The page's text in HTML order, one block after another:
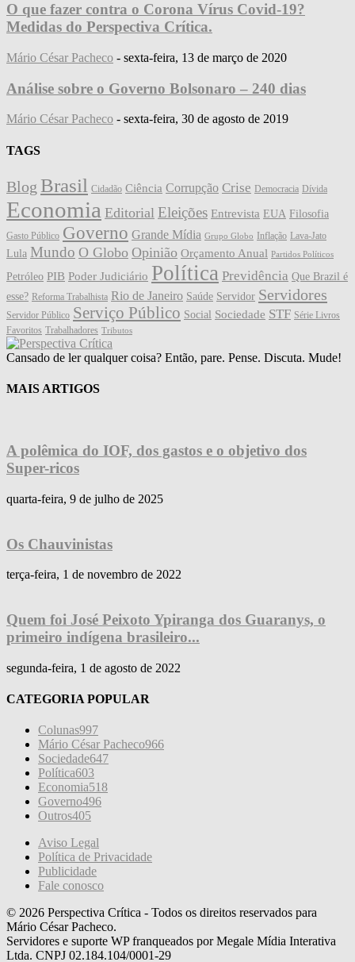
O que fazer contra o Corona Vírus Covid-19?
Medidas do Perspectiva Crítica.
Mário César Pacheco - sexta-feira, 13 de março de 2020
Análise sobre o Governo Bolsonaro – 240 dias
Mário César Pacheco - sexta-feira, 30 de agosto de 2019
TAGS
Blog Brasil Cidadão Ciência Corrupção Crise Democracia Dívida
Economia Editorial Eleições Entrevista EUA Filosofia
Gasto Público Governo Grande Mídia Grupo Globo Inflação Lava-Jato
Lula Mundo O Globo Opinião Orçamento Anual Partidos Políticos
Petróleo PIB Poder Judiciário Política Previdência Que Brazil é
esse? Reforma Trabalhista Rio de Janeiro Saúde Servidor Servidores
Servidor Público Serviço Público Social Sociedade STF Série Livros
Favoritos Trabalhadores Tributos
Cansado de ler qualquer coisa? Então, pare. Pense. Discuta. Mude!
MAIS ARTIGOS
A polêmica do IOF, dos gastos e o objetivo dos
Super-ricos
quarta-feira, 9 de julho de 2025
Os Chauvinistas
terça-feira, 1 de novembro de 2022
Quem foi José Peixoto Ypiranga dos Guaranys, o
primeiro indígena brasileiro...
segunda-feira, 1 de agosto de 2022
CATEGORIA POPULAR
Colunas997
Mário César Pacheco966
Sociedade647
Política603
Economia518
Governo496
Outros405
Aviso Legal
Política de Privacidade
Publicidade
Fale conosco
© 2026 Perspectiva Crítica - Todos os direitos reservados para
Mário César Pacheco.
Servidores e suporte WP franqueados por Megale Mídia Interativa
Ltda. CNPJ 02.184.104/0001-29